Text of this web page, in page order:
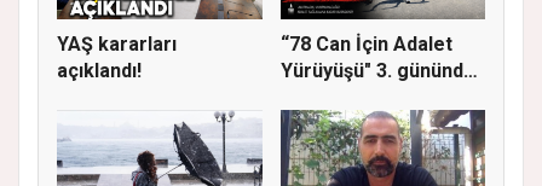
YAŞ kararları
açıklandı!
“78 Can İçin Adalet
Yürüyüşü" 3. gününde